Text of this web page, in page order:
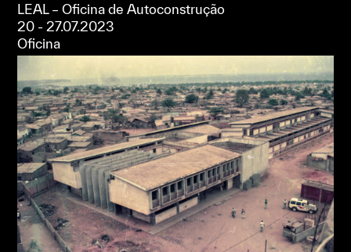
LEAL – Oficina de Autoconstrução
20 - 27.07.2023
Oficina